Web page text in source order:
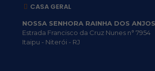
CASA GERAL
NOSSA SENHORA RAINHA DOS ANJOS
Estrada Francisco da Cruz Nunes n° 7954
Itaipu - Niterói - RJ